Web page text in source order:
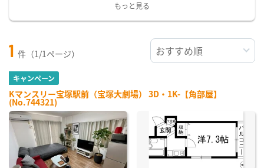
もっと見る
1 件（1/1ページ）
キャンペーン
Kマンスリー宝塚駅前（宝塚大劇場） 3D・1K-【角部屋】
(No.744321)